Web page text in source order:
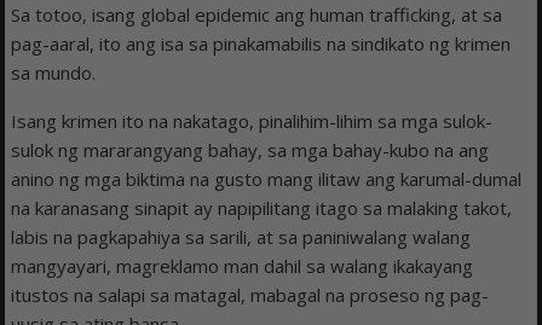
Sa totoo, isang global epidemic ang human trafficking, at sa
pag-aaral, ito ang isa sa pinakamabilis na sindikato ng krimen
sa mundo.
Isang krimen ito na nakatago, pinalihim-lihim sa mga sulok-
sulok ng mararangyang bahay, sa mga bahay-kubo na ang
anino ng mga biktima na gusto mang ilitaw ang karumal-dumal
na karanasang sinapit ay napipilitang itago sa malaking takot,
labis na pagkapahiya sa sarili, at sa paniniwalang walang
mangyayari, magreklamo man dahil sa walang ikakayang
itustos na salapi sa matagal, mabagal na proseso ng pag-